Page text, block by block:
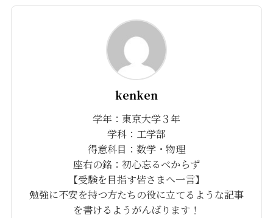
kenken
学年：東京大学３年
学科：工学部
得意科目：数学・物理
座右の銘：初心忘るべからず
【受験を目指す皆さまへ一言】
勉強に不安を持つ方たちの役に立てるような記事
を書けるようがんばります！